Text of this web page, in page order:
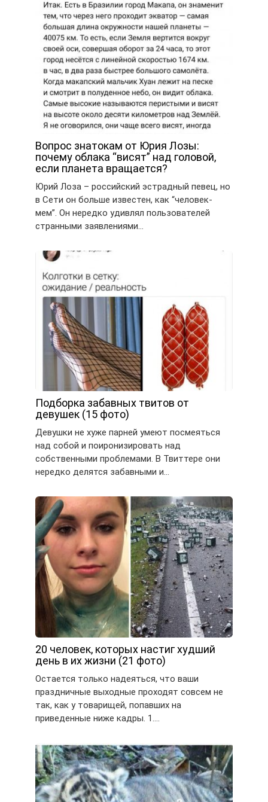
Вопрос знатокам от Юрия Лозы:
почему облака “висят” над головой,
если планета вращается?
Юрий Лоза – российский эстрадный певец, но
в Сети он больше известен, как “человек-
мем”. Он нередко удивлял пользователей
странными заявлениями…
Подборка забавных твитов от
девушек (15 фото)
Девушки не хуже парней умеют посмеяться
над собой и поиронизировать над
собственными проблемами. В Твиттере они
нередко делятся забавными и…
20 человек, которых настиг худший
день в их жизни (21 фото)
Остается только надеяться, что ваши
праздничные выходные проходят совсем не
так, как у товарищей, попавших на
приведенные ниже кадры. 1….